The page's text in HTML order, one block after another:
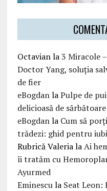
Octavianla3 Miracole
Doctor Yang, soluția
de fier
eBogdanlaPulpe de
delicioasă de sărbătoare
eBogdanla Cum să
trădezi: ghid pentru
Rubrică ValerialaAi
îi tratăm cu
Ayurmed
Eminescula Seat Leon: